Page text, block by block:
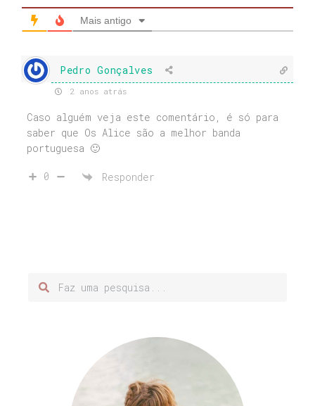
Mais antigo
Pedro Gonçalves
2 anos atrás
Caso alguém veja este comentário, é só para
saber que Os Alice são a melhor banda
portuguesa 🙂
0 Responder